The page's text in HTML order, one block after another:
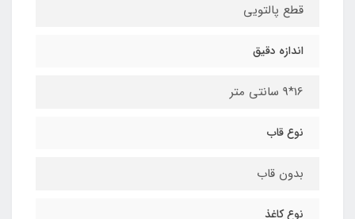
قطع پالتویی
اندازه دقیق
16*9 سانتی متر
نوع قاب
بدون قاب
نوع کاغذ